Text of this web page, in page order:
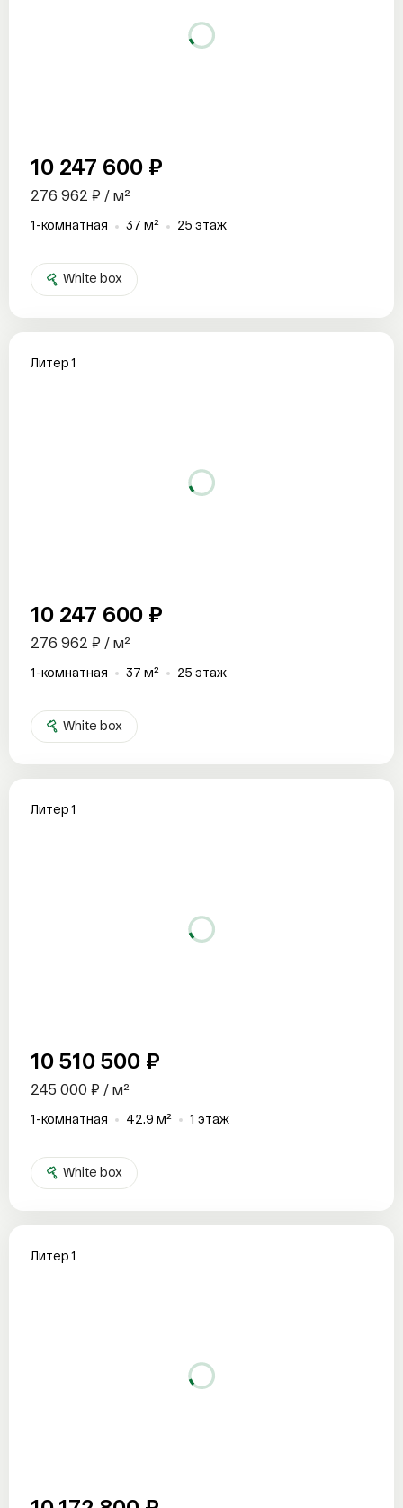
10 247 600 ₽
276 962 ₽ / м²
1-комнатная 37 м² 25 этаж
White box
Литер 1
10 247 600 ₽
276 962 ₽ / м²
1-комнатная 37 м² 25 этаж
White box
Литер 1
10 510 500 ₽
245 000 ₽ / м²
1-комнатная 42.9 м² 1 этаж
White box
Литер 1